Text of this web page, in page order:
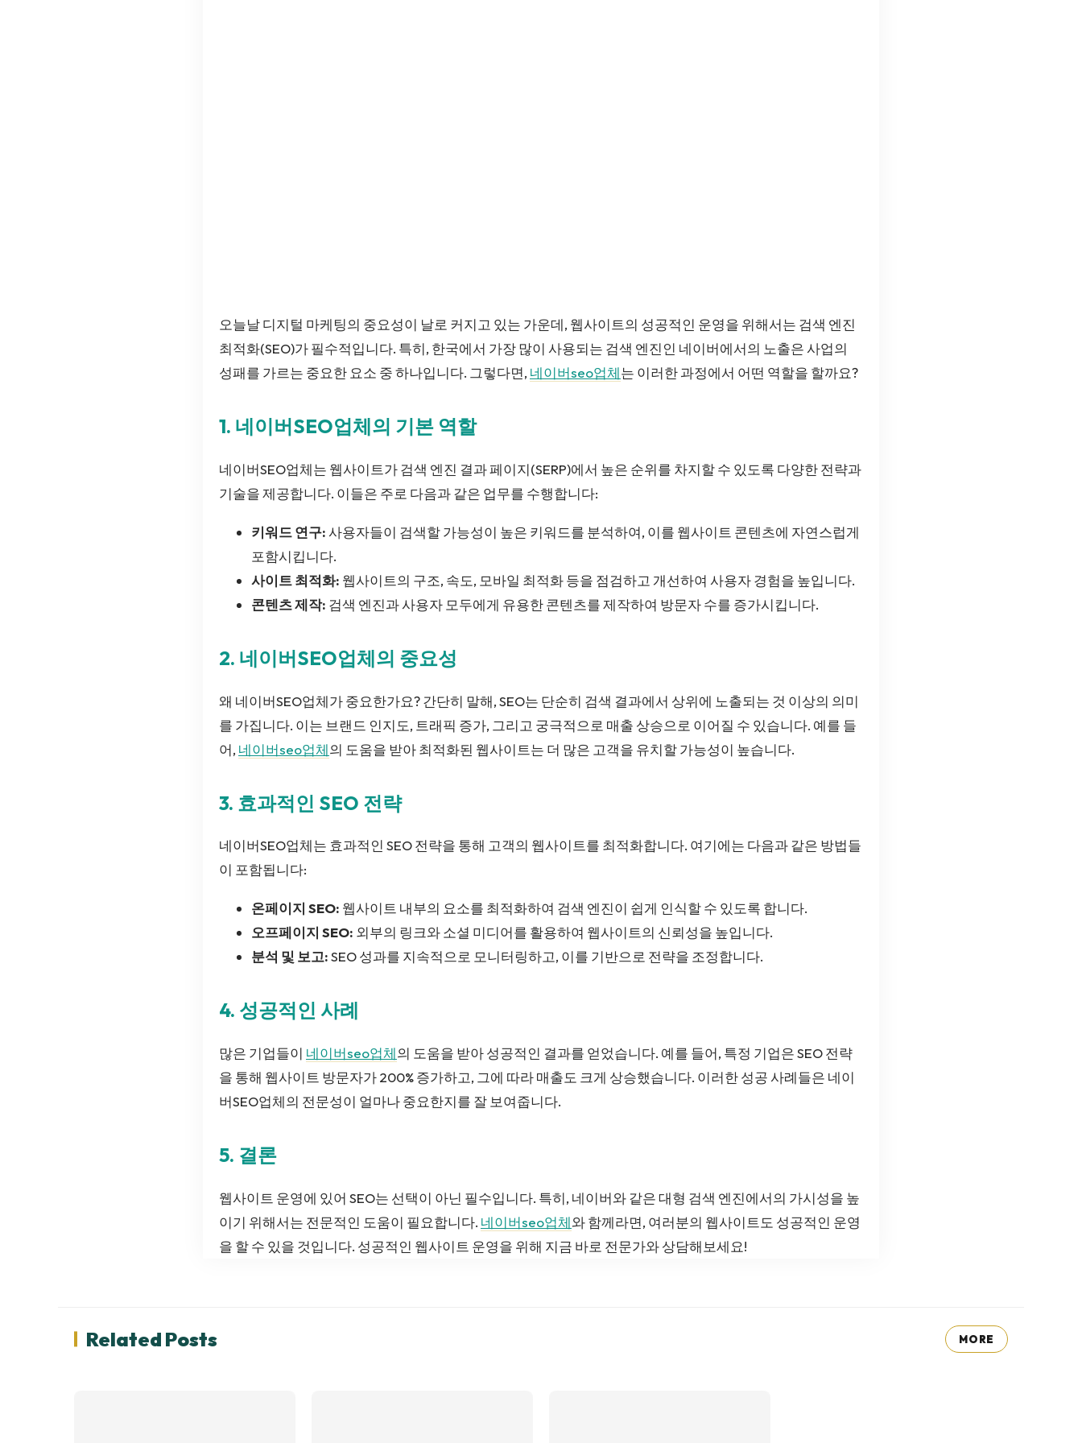
오늘날 디지털 마케팅의 중요성이 날로 커지고 있는 가운데, 웹사이트의 성공적인 운영을 위해서는 검색 엔진
최적화(SEO)가 필수적입니다. 특히, 한국에서 가장 많이 사용되는 검색 엔진인 네이버에서의 노출은 사업의
성패를 가르는 중요한 요소 중 하나입니다. 그렇다면, 네이버seo업체는 이러한 과정에서 어떤 역할을 할까요?
1. 네이버SEO업체의 기본 역할
네이버SEO업체는 웹사이트가 검색 엔진 결과 페이지(SERP)에서 높은 순위를 차지할 수 있도록 다양한 전략과
기술을 제공합니다. 이들은 주로 다음과 같은 업무를 수행합니다:
키워드 연구:사용자들이 검색할 가능성이 높은 키워드를 분석하여, 이를 웹사이트 콘텐츠에 자연스럽게
포함시킵니다.
사이트 최적화: 웹사이트의 구조, 속도, 모바일 최적화 등을 점검하고 개선하여 사용자 경험을 높입니다.
콘텐츠 제작: 검색 엔진과 사용자 모두에게 유용한 콘텐츠를 제작하여 방문자 수를 증가시킵니다.
2. 네이버SEO업체의 중요성
왜 네이버SEO업체가 중요한가요? 간단히 말해, SEO는 단순히 검색 결과에서 상위에 노출되는 것 이상의 의미
를 가집니다. 이는 브랜드 인지도, 트래픽 증가, 그리고 궁극적으로 매출 상승으로 이어질 수 있습니다. 예를 들
어, 네이버seo업체의 도움을 받아 최적화된 웹사이트는 더 많은 고객을 유치할 가능성이 높습니다.
3. 효과적인 SEO 전략
네이버SEO업체는 효과적인 SEO 전략을 통해 고객의 웹사이트를 최적화합니다. 여기에는 다음과 같은 방법들
이 포함됩니다:
온페이지 SEO: 웹사이트 내부의 요소를 최적화하여 검색 엔진이 쉽게 인식할 수 있도록 합니다.
오프페이지 SEO: 외부의 링크와 소셜 미디어를 활용하여 웹사이트의 신뢰성을 높입니다.
분석 및 보고:SEO 성과를 지속적으로 모니터링하고, 이를 기반으로 전략을 조정합니다.
4. 성공적인 사례
많은 기업들이 네이버seo업체의 도움을 받아 성공적인 결과를 얻었습니다. 예를 들어, 특정 기업은 SEO 전략
을 통해 웹사이트 방문자가 200% 증가하고, 그에 따라 매출도 크게 상승했습니다. 이러한 성공 사례들은 네이
버SEO업체의 전문성이 얼마나 중요한지를 잘 보여줍니다.
5. 결론
웹사이트 운영에 있어 SEO는 선택이 아닌 필수입니다. 특히, 네이버와 같은 대형 검색 엔진에서의 가시성을 높
이기 위해서는 전문적인 도움이 필요합니다. 네이버seo업체와 함께라면, 여러분의 웹사이트도 성공적인 운영
을 할 수 있을 것입니다. 성공적인 웹사이트 운영을 위해 지금 바로 전문가와 상담해보세요!
Related Posts MORE